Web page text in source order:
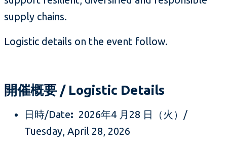
supply chains.
Logistic details on the event follow.
開催概要 / Logistic Details
日時/Date: 2026年4 月28 日（火）/
Tuesday, April 28, 2026